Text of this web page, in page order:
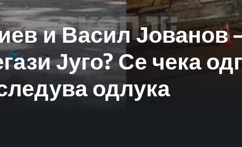
и Васил Јованов
Југо? Се чека
одлука